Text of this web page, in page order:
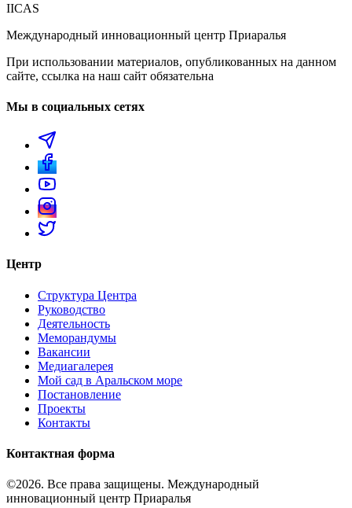
IICAS
Международный инновационный центр Приаралья
При использовании материалов, опубликованных на данном
сайте, ссылка на наш сайт обязательна
Мы в социальных сетях
Центр
Структура Центра
Руководство
Деятельность
Меморандумы
Вакансии
Медиагалерея
Мой сад в Аральском море
Постановление
Проекты
Контакты
Контактная форма
©2026. Все права защищены. Международный
инновационный центр Приаралья